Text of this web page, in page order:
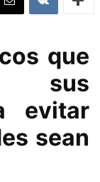
que
sus
evitar
sean